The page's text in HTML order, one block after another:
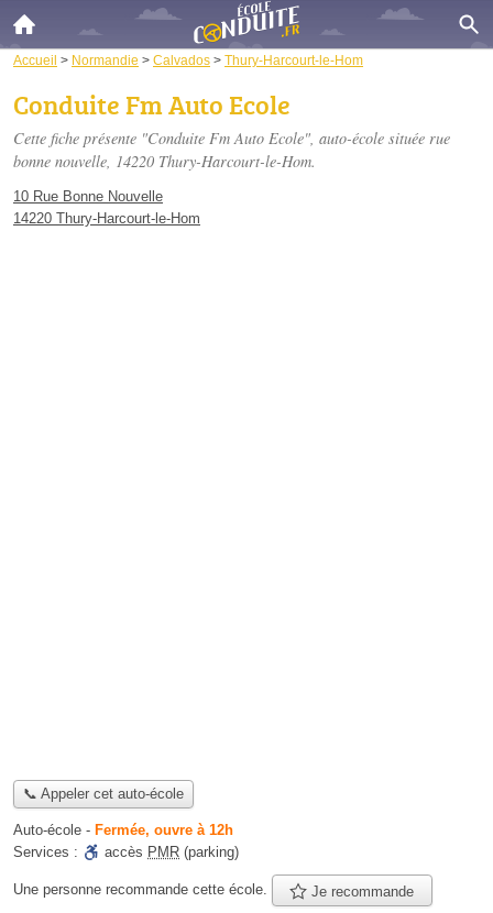
Accueil > Normandie > Calvados > Thury-Harcourt-le-Hom
Conduite Fm Auto Ecole
Cette fiche présente "Conduite Fm Auto Ecole", auto-école située rue
bonne nouvelle, 14220 Thury-Harcourt-le-Hom.
10 Rue Bonne Nouvelle
14220 Thury-Harcourt-le-Hom
📞 Appeler cet auto-école
Auto-école - Fermée, ouvre à 12h
Services :
accès PMR (parking)
Une personne recommande cette école. Je recommande